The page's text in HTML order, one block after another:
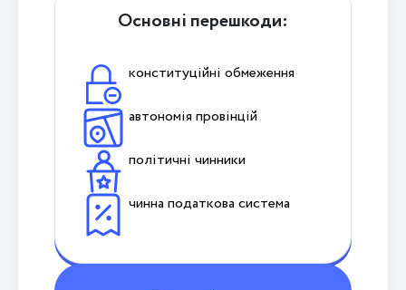
Основні перешкоди:
конституційні обмеження
автономія провінцій
політичні чинники
чинна податкова система